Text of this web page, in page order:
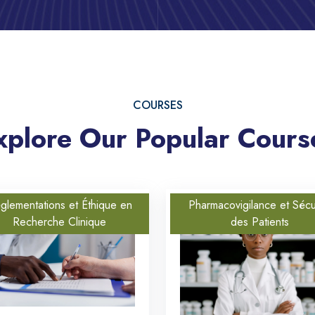
COURSES
Our Popular
et Éthique en
Recherche Clinique
Cadre Réglementaire
International
15 mars 25
Total:
1 Students
Pharmacovigilance et
des Patients
16
1 Students